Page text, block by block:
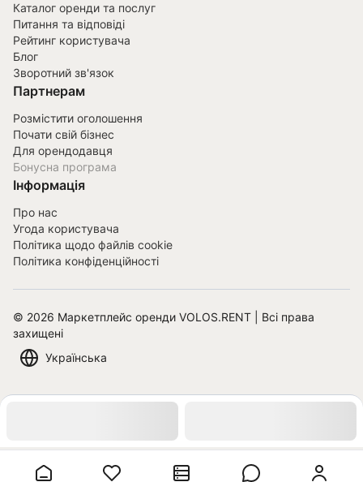
Каталог оренди та послуг
Питання та відповіді
Рейтинг користувача
Блог
Зворотний зв'язок
Партнерам
Розмістити оголошення
Почати свій бізнес
Для орендодавця
Бонусна програма
Інформація
Про нас
Угода користувача
Політика щодо файлів cookie
Політика конфіденційності
© 2026 Маркетплейс оренди VOLOS.RENT | Всі права
захищені
Українська